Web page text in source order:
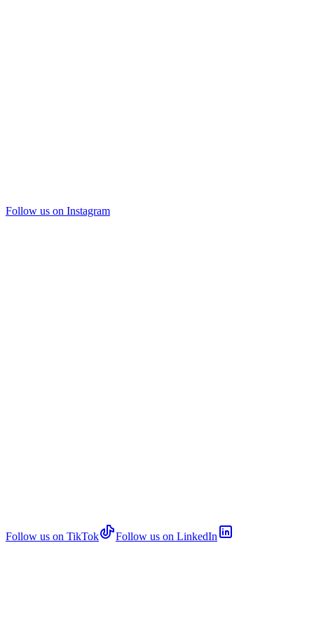
Follow us on Instagram
Follow us on TikTok Follow us on LinkedIn